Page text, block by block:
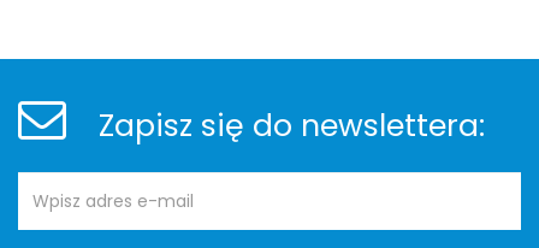
Newsletter
Zapisz się do newslettera:
Newsletter
e-
mail: